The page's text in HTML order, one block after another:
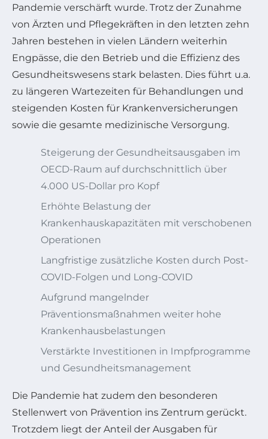
Pandemie verschärft wurde. Trotz der Zunahme
von Ärzten und Pflegekräften in den letzten zehn
Jahren bestehen in vielen Ländern weiterhin
Engpässe, die den Betrieb und die Effizienz des
Gesundheitswesens stark belasten. Dies führt u.a.
zu längeren Wartezeiten für Behandlungen und
steigenden Kosten für Krankenversicherungen
sowie die gesamte medizinische Versorgung.
Steigerung der Gesundheitsausgaben im
OECD-Raum auf durchschnittlich über
4.000 US-Dollar pro Kopf
Erhöhte Belastung der
Krankenhauskapazitäten mit verschobenen
Operationen
Langfristige zusätzliche Kosten durch Post-
COVID-Folgen und Long-COVID
Aufgrund mangelnder
Präventionsmaßnahmen weiter hohe
Krankenhausbelastungen
Verstärkte Investitionen in Impfprogramme
und Gesundheitsmanagement
Die Pandemie hat zudem den besonderen
Stellenwert von Prävention ins Zentrum gerückt.
Trotzdem liegt der Anteil der Ausgaben für